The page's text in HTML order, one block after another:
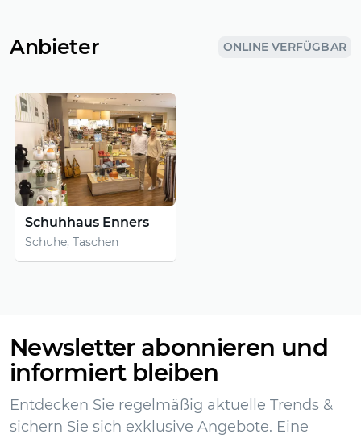
Anbieter ONLINE VERFÜGBAR
Schuhhaus Enners
Schuhe, Taschen
Newsletter abonnieren und
informiert bleiben
Entdecken Sie regelmäßig aktuelle Trends &
sichern Sie sich exklusive Angebote. Eine